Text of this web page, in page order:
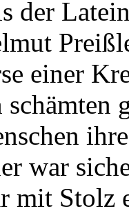
der
einer
war
mit Stolz